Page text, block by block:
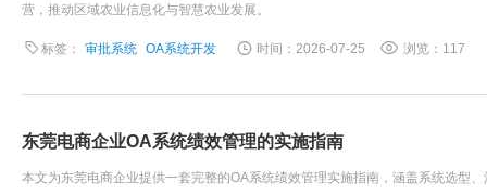
营，推动区域农业信息化与智慧农业发展。
标签： 审批系统 OA系统开发 时间：2026-07-25 浏览：117
东莞电商企业OA系统绩效管理的实施指南
本文为东莞电商企业提供一套完整的OA系统绩效管理实施指南，涵盖系统选型